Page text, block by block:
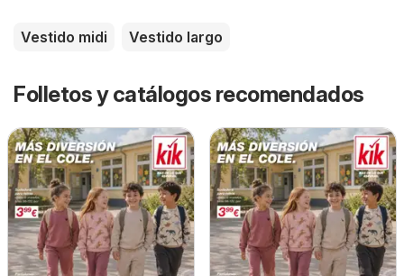
Vestido midi Vestido largo
Folletos y catálogos recomendados